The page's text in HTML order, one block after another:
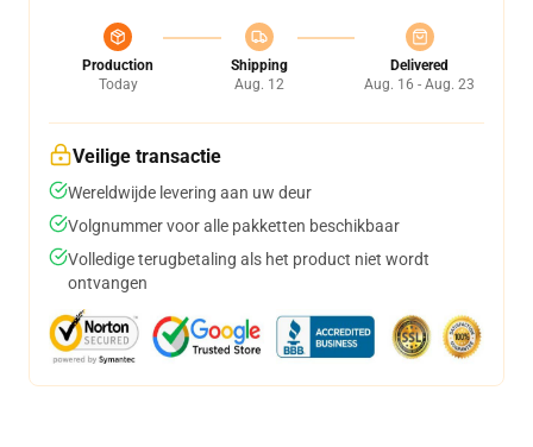
Production
Today
Shipping
Aug. 12
Delivered
Aug. 16 - Aug. 23
Veilige transactie
Wereldwijde levering aan uw deur
Volgnummer voor alle pakketten beschikbaar
Volledige terugbetaling als het product niet wordt
ontvangen